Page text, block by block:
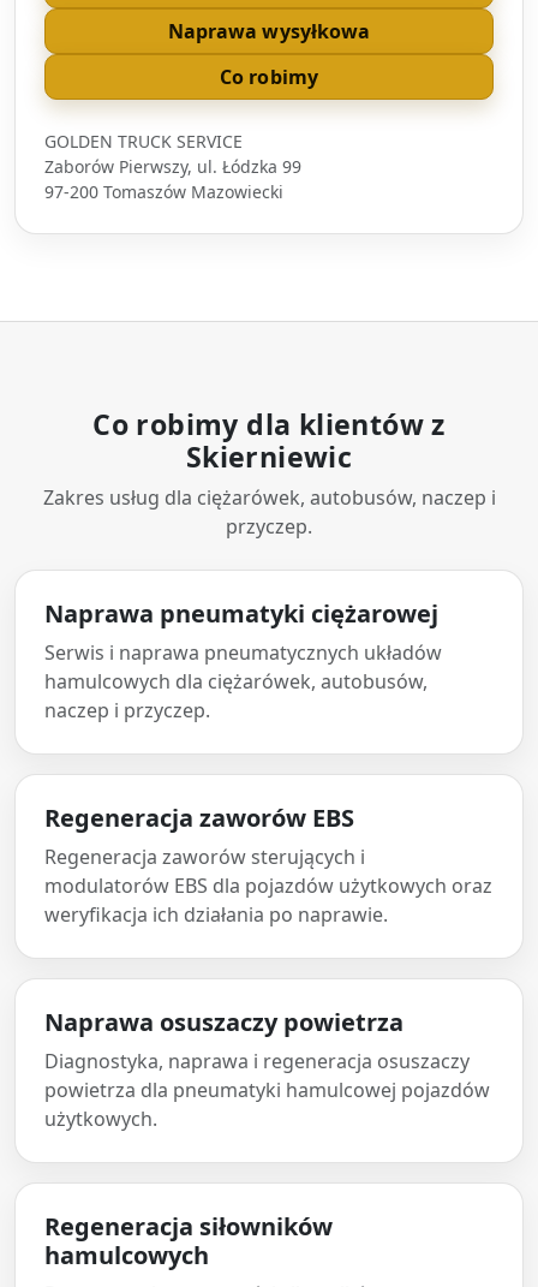
Naprawa wysyłkowa
Co robimy
GOLDEN TRUCK SERVICE
Zaborów Pierwszy, ul. Łódzka 99
97-200 Tomaszów Mazowiecki
Co robimy dla klientów z
Skierniewic
Zakres usług dla ciężarówek, autobusów, naczep i
przyczep.
Naprawa pneumatyki ciężarowej
Serwis i naprawa pneumatycznych układów
hamulcowych dla ciężarówek, autobusów,
naczep i przyczep.
Regeneracja zaworów EBS
Regeneracja zaworów sterujących i
modulatorów EBS dla pojazdów użytkowych oraz
weryfikacja ich działania po naprawie.
Naprawa osuszaczy powietrza
Diagnostyka, naprawa i regeneracja osuszaczy
powietrza dla pneumatyki hamulcowej pojazdów
użytkowych.
Regeneracja siłowników
hamulcowych